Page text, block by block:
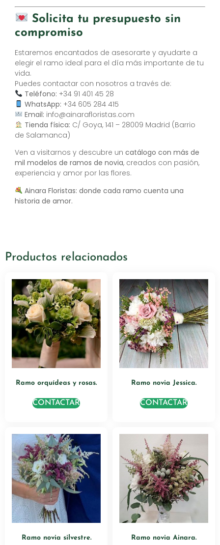
Solicita tu presupuesto sin
compromiso
Estaremos encantados de asesorarte y ayudarte a
elegir el ramo ideal para el día más importante de tu
vida.
Puedes contactar con nosotros a través de:
Teléfono: +34 91 401 45 28
WhatsApp: +34 605 284 415
Email: info@ainarafloristas.com
Tienda física: C/ Goya, 141 – 28009 Madrid (Barrio
de Salamanca)
Ven a visitarnos y descubre un catálogo con más de
mil modelos de ramos de novia, creados con pasión,
experiencia y amor por las flores.
Ainara Floristas: donde cada ramo cuenta una
historia de amor.
Productos relacionados
Ramo orquídeas y rosas.
CONTACTAR
Ramo novia Jessica.
CONTACTAR
Ramo novia silvestre. Ramo novia Ainara.